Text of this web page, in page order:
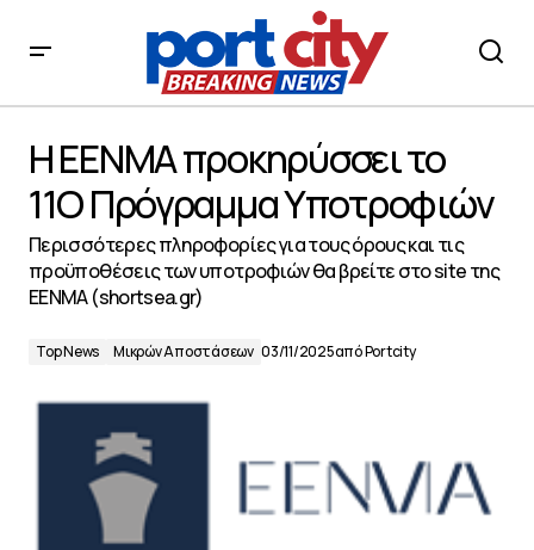
Η ΕΕΝΜΑ προκηρύσσει το
11Ο Πρόγραμμα Υποτροφιών
Περισσότερες πληροφορίες για τους όρους και τις
προϋποθέσεις των υποτροφιών θα βρείτε στο site της
ΕΕΝΜΑ (shortsea.gr)
Top News Μικρών Αποστάσεων 03/11/2025απόPortcity